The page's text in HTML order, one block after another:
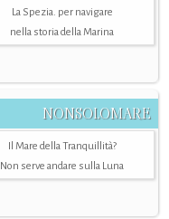
La Spezia. per navigare
nella storia della Marina
NONSOLOMARE
Il Mare della Tranquillità?
Non serve andare sulla Luna